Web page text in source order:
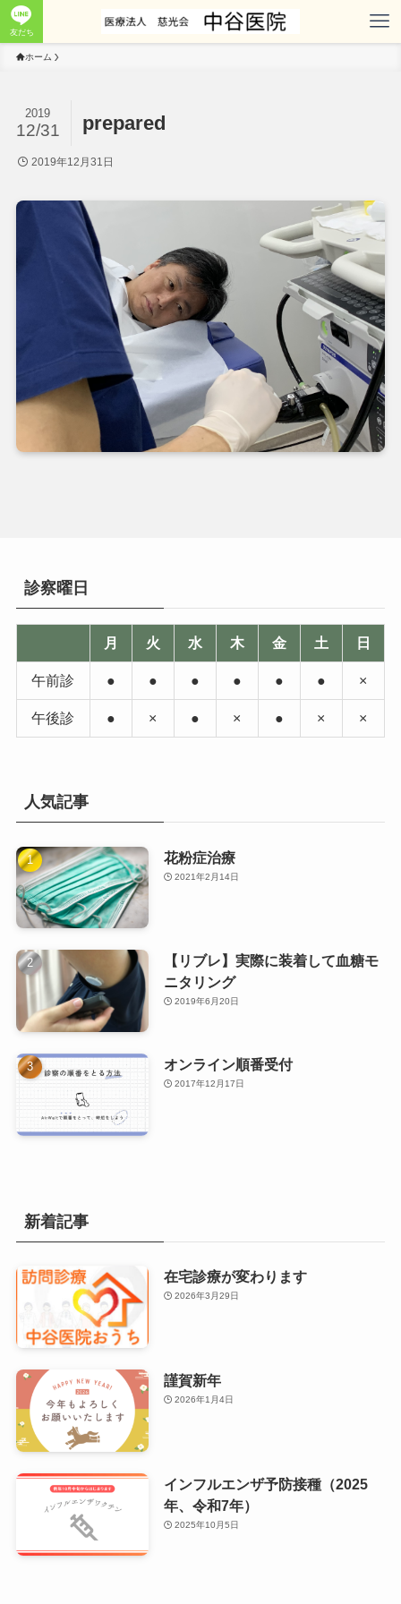
友だち
ホーム
prepared
2019
12/31
2019年12月31日
診察曜日
月 火 水 木 金 土 日
午前診 ● ● ● ● ● ● ×
午後診 ● × ● × ● × ×
人気記事
花粉症治療
2021年2月14日
【リブレ】実際に装着して血糖モ
ニタリング
2019年6月20日
オンライン順番受付
2017年12月17日
新着記事
在宅診療が変わります
2026年3月29日
謹賀新年
2026年1月4日
インフルエンザ予防接種（2025
年、令和7年）
2025年10月5日